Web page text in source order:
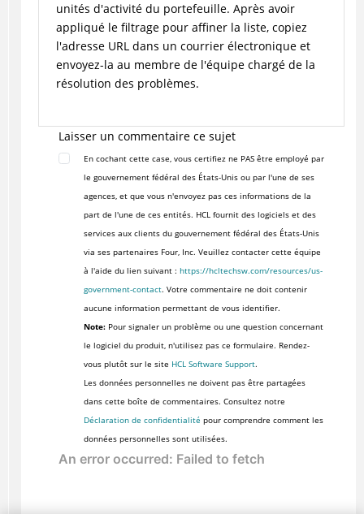
unités d'activité du portefeuille. Après avoir
appliqué le filtrage pour affiner la liste, copiez
l'adresse URL dans un courrier électronique et
envoyez-la au membre de l'équipe chargé de la
résolution des problèmes.
Laisser un commentaire ce sujet
En cochant cette case, vous certifiez ne PAS être employé par
le gouvernement fédéral des États-Unis ou par l'une de ses
agences, et que vous n'envoyez pas ces informations de la
part de l'une de ces entités. HCL fournit des logiciels et des
services aux clients du gouvernement fédéral des États-Unis
via ses partenaires Four, Inc. Veuillez contacter cette équipe
à l'aide du lien suivant : https://hcltechsw.com/resources/us-
government-contact. Votre commentaire ne doit contenir
aucune information permettant de vous identifier.
Note:Pour signaler un problème ou une question concernant
le logiciel du produit, n'utilisez pas ce formulaire. Rendez-
vous plutôt sur le site HCL Software Support.
Les données personnelles ne doivent pas être partagées
dans cette boîte de commentaires. Consultez notre
Déclaration de confidentialité pour comprendre comment les
données personnelles sont utilisées.